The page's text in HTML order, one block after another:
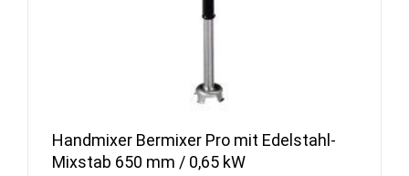
Handmixer Bermixer Pro mit Edelstahl-
Mixstab 650 mm / 0,65 kW